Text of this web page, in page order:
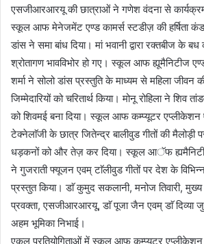
एसजीआरआरयू की छात्राओं ने गणेश वंदना से
स्कूल आफ मेनेजमेंट एण्ड कामर्स स्टडीज़ की हर्षिता
डांस ने समा बांध दिया। मां भवानी द्वारा रक्तबीज के
श्रोतागण भावविभोर हो गए। स्कूल आफ ह्यूमैनिटीज
शर्मा ने सोलो डांस प्रस्तुति के माध्यम से महिला जीवन
जिम्मेदारियों को चरितार्थ किया। मोनू रोहिला ने शिव
को शिवमई बना दिया। स्कूल आफ कम्प्यूटर
टेक्नेलाॅजी के छात्र जितेन्द्र बालीवुड गीतों की मैलोड़ी
धड़कनों को और तेज़ कर दिया। स्कूल आॅफ
ने गुजराती फ्यूजन एवम् टाॅलीवुड गीतों पर देश के
प्रस्तुत किया। डाॅ कुमुद सकलानी, मनोज तिवारी,
प्रवक्ता, एसजीआरआरयू, डाॅ पूजा जैन एवम् डाॅ दिव्या
अहम भूमिका निभाई।
एकल प्रतियोगिताओं में स्कूल आफ कम्प्यूटर